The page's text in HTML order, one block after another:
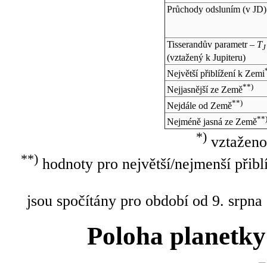
Průchody odsluním (v JD)
Tisserandův parametr – TJ
(vztažený k Jupiteru)
Největší přiblížení k Zemi
Nejjasnější ze Země**)
Nejdále od Země**)
Nejméně jasná ze Země**)
*)
**)hodnoty pro největší/nejmenší
jsou spočítány pro období od 9.
Poloha